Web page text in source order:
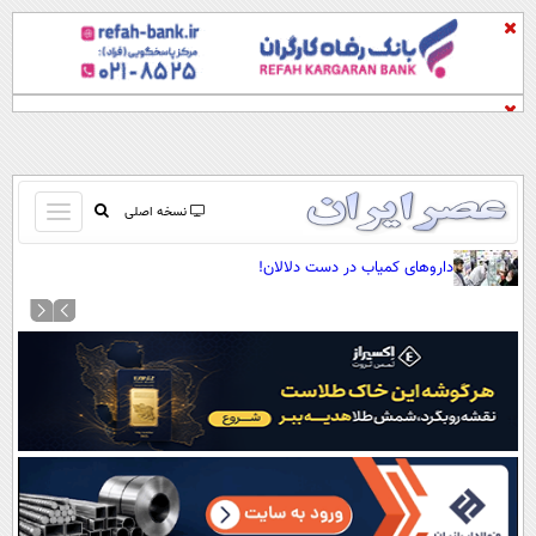
نسخه اصلی
باز
و
کردن
منو
صفحه اول
آرشیو
نظرسنجی
آب و هوا
اوقات شرعی
سواد زندگی
داروهای کمیاب در دست دلالان!